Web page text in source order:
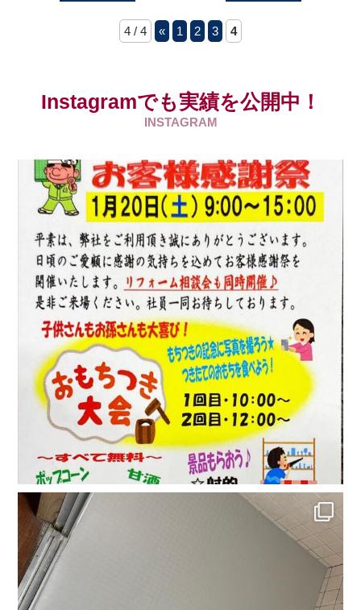
4 / 4 « 1 2 3 4
Instagramでも実績を公開中！
INSTAGRAM